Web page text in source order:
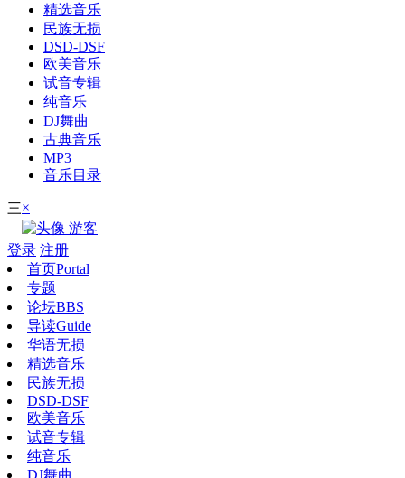
精选音乐
民族无损
DSD-DSF
欧美音乐
试音专辑
纯音乐
DJ舞曲
古典音乐
MP3
音乐目录
三×
游客
登录 注册
首页Portal
专题
论坛BBS
导读Guide
华语无损
精选音乐
民族无损
DSD-DSF
欧美音乐
试音专辑
纯音乐
DJ舞曲